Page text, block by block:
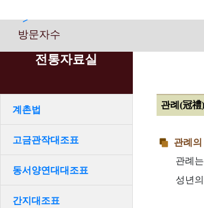
">
방문자수
전통자료실
계촌법
고금관작대조표
동서양연대대조표
간지대조표
관례(冠禮)
관례의
관례
성년